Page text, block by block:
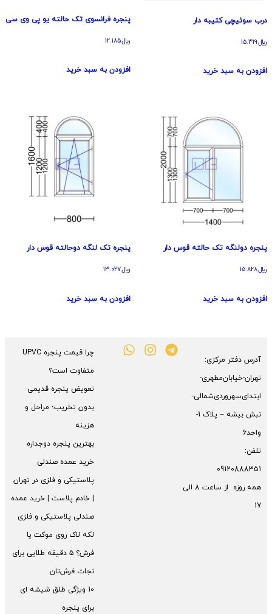
درب سوئیچی کتیبه دار
﷼15.319
افزودن به سبد خرید
پنجره فرانسوی تک حالته یو پی وی سی
﷼12.185
افزودن به سبد خرید
پنجره دولنگه تک حالته قوس دار
﷼15.828
افزودن به سبد خرید
پنجره تک لنگه دوحالته قوس دار
﷼13.027
افزودن به سبد خرید
آدرس دفتر مرکزی:
تهران-خیابان‌مطهری-
ابتدای‌سهروردی‌شمالی-
نبش بیشه – پلاک 1-
واحد6
تلفن:
09120888351
همه روزه از ساعت 8 الی
17
چرا قیمت پنجره UPVC
متفاوت است؟
تعویض پنجره قدیمی
بدون تخریب؛ مراحل و
هزینه
بهترین پنجره دوجداره
خرید عمده صندلی
پلاستیکی و فلزی در تهران
| خادم پلاست | خرید عمده
صندلی پلاستیکی و فلزی
لکه لاک روی موکت یا
فرش؟ ۵ دقیقه طلایی برای
نجات فرش‌تان
10 ویژگی طلق شیشه ای
برای پنجره